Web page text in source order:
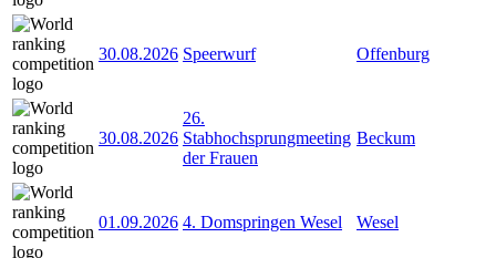
30.08.2026 Speerwurf Offenburg
30.08.2026
26.
Stabhochsprungmeeting
der Frauen
Beckum
01.09.2026 4. Domspringen Wesel Wesel